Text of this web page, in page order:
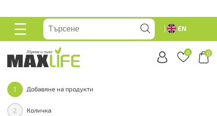
ОСНОВНО
EN
0 0
1 Добавяне на продукти
2 Количка